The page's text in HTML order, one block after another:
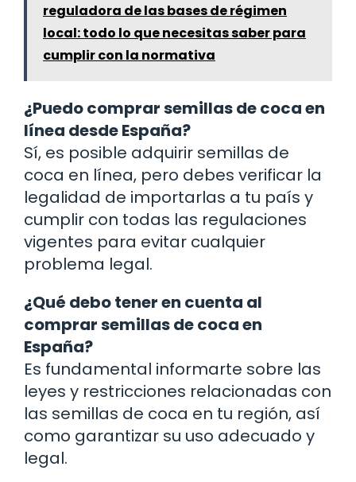
reguladora de las bases de régimen
local: todo lo que necesitas saber para
cumplir con la normativa
¿Puedo comprar semillas de coca en
línea desde España?
Sí, es posible adquirir semillas de
coca en línea, pero debes verificar la
legalidad de importarlas a tu país y
cumplir con todas las regulaciones
vigentes para evitar cualquier
problema legal.
¿Qué debo tener en cuenta al
comprar semillas de coca en
España?
Es fundamental informarte sobre las
leyes y restricciones relacionadas con
las semillas de coca en tu región, así
como garantizar su uso adecuado y
legal.